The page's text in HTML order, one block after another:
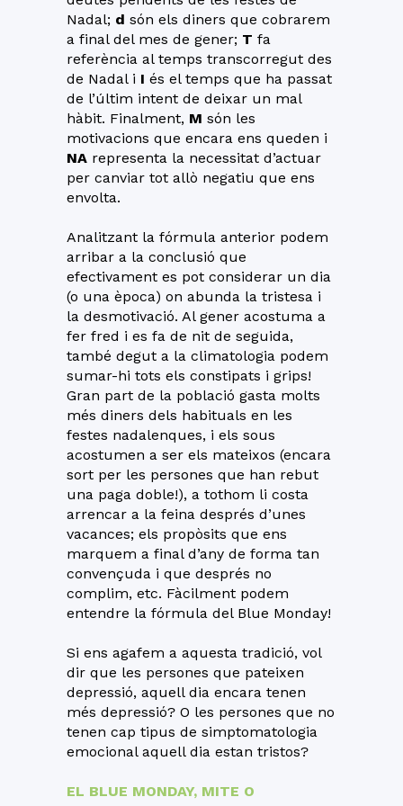
Nadal; d són els diners que cobrarem
a final del mes de gener; T fa
referència al temps transcorregut des
de Nadal i I és el temps que ha passat
de l’últim intent de deixar un mal
hàbit. Finalment, M són les
motivacions que encara ens queden i
NA representa la necessitat d’actuar
per canviar tot allò negatiu que ens
envolta.
Analitzant la fórmula anterior podem
arribar a la conclusió que
efectivament es pot considerar un dia
(o una època) on abunda la tristesa i
la desmotivació. Al gener acostuma a
fer fred i es fa de nit de seguida,
també degut a la climatologia podem
sumar-hi tots els constipats i grips!
Gran part de la població gasta molts
més diners dels habituals en les
festes nadalenques, i els sous
acostumen a ser els mateixos (encara
sort per les persones que han rebut
una paga doble!), a tothom li costa
arrencar a la feina després d’unes
vacances; els propòsits que ens
marquem a final d’any de forma tan
convençuda i que després no
complim, etc. Fàcilment podem
entendre la fórmula del Blue Monday!
Si ens agafem a aquesta tradició, vol
dir que les persones que pateixen
depressió, aquell dia encara tenen
més depressió? O les persones que no
tenen cap tipus de simptomatologia
emocional aquell dia estan tristos?
EL BLUE MONDAY, MITE O